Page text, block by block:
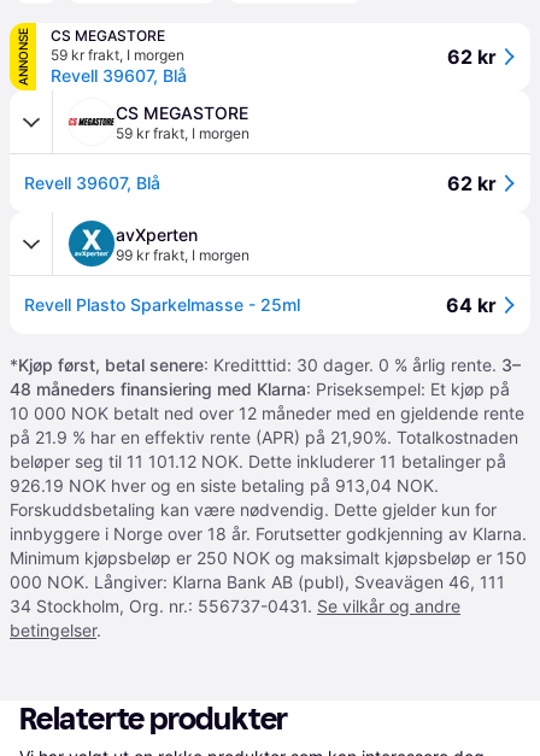
ANNONSE
CS MEGASTORE
59 kr frakt, I morgen
Revell 39607, Blå
62 kr
CS MEGASTORE
59 kr frakt, I morgen
Revell 39607, Blå 62 kr
avXperten
99 kr frakt, I morgen
Revell Plasto Sparkelmasse - 25ml 64 kr
*Kjøp først, betal senere: Kreditttid: 30 dager. 0 % årlig rente. 3–
48 måneders finansiering med Klarna: Priseksempel: Et kjøp på
10 000 NOK betalt ned over 12 måneder med en gjeldende rente
på 21.9 % har en effektiv rente (APR) på 21,90%. Totalkostnaden
beløper seg til 11 101.12 NOK. Dette inkluderer 11 betalinger på
926.19 NOK hver og en siste betaling på 913,04 NOK.
Forskuddsbetaling kan være nødvendig. Dette gjelder kun for
innbyggere i Norge over 18 år. Forutsetter godkjenning av Klarna.
Minimum kjøpsbeløp er 250 NOK og maksimalt kjøpsbeløp er 150
000 NOK. Långiver: Klarna Bank AB (publ), Sveavägen 46, 111
34 Stockholm, Org. nr.: 556737-0431. Se vilkår og andre
betingelser.
Relaterte produkter